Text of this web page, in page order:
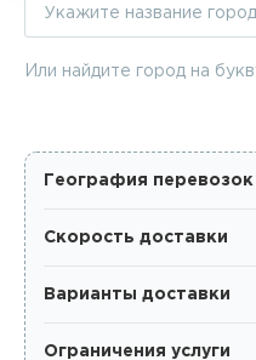
Или найдите город на
География перевозок
Скорость доставки
Варианты доставки
Ограничения услуги